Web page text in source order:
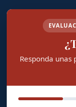
Responda unas